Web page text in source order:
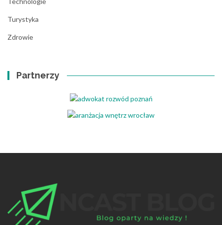
Turystyka
Zdrowie
Partnerzy